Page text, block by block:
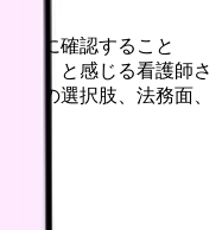
時に確認すること
分」と感じる看護師さ
内の選択肢、法務面、